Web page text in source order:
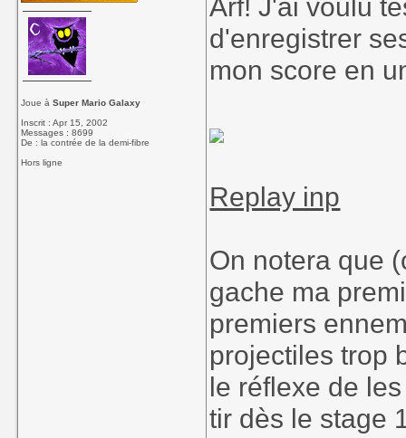
Joue àSuper Mario Galaxy
Inscrit : Apr 15, 2002
Messages : 8699
De : la contrée de la demi-fibre
Hors ligne
Arf! J'ai voulu
d'enregistrer
mon score en
Replay inp
On notera que
gache ma
premiers
projectiles trop
le réflexe de
tir dès le stage